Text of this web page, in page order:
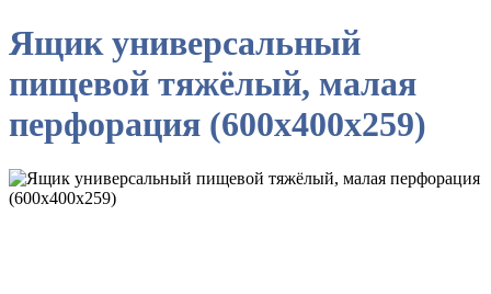
Ящик универсальный
пищевой тяжёлый, малая
перфорация (600х400х259)